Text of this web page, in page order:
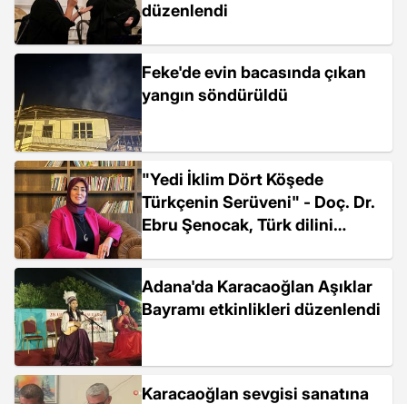
düzenlendi
Feke'de evin bacasında çıkan
yangın söndürüldü
"Yedi İklim Dört Köşede
Türkçenin Serüveni" - Doç. Dr.
Ebru Şenocak, Türk dilini
söyledi.
Adana'da Karacaoğlan Aşıklar
Bayramı etkinlikleri düzenlendi
Karacaoğlan sevgisi sanatına